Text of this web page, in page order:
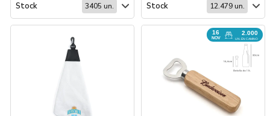
Stock 3405 un. Stock 12.479 un.
16
NOV
2.000
UN. EN CAMINO